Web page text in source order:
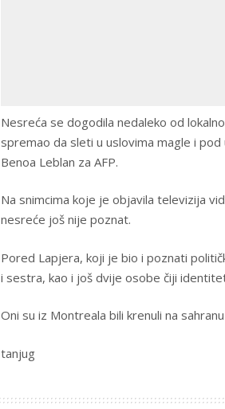
Nesreća se dogodila nedaleko od
spremao da sleti u uslovima magle i
Benoa Leblan za AFP.
Na snimcima koje je objavila televizija
nesreće još nije poznat.
Pored Lapjera, koji je bio i poznati
i sestra, kao i još dvije osobe čiji
Oni su iz Montreala bili krenuli na
tanjug